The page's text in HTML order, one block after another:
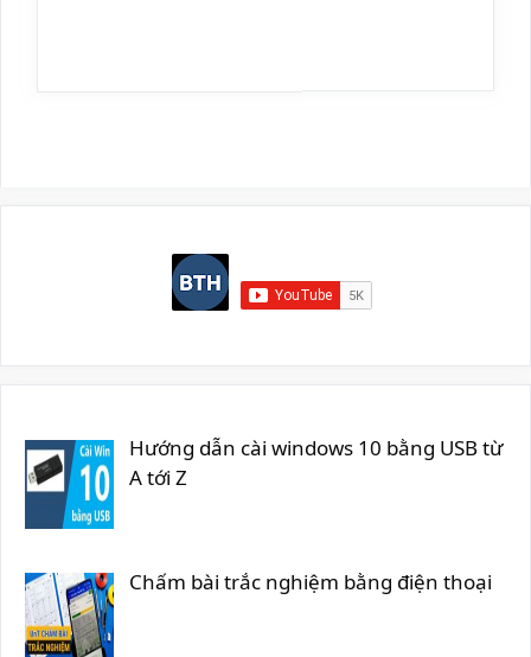
Hướng dẫn cài windows 10 bằng USB từ
A tới Z
Chấm bài trắc nghiệm bằng điện thoại